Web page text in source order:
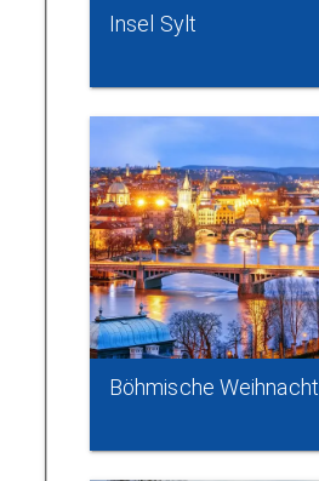
Insel Sylt
Böhmische Weihnacht